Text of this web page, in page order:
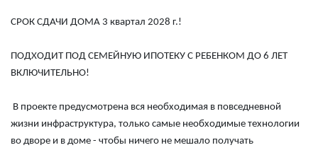
СРОК СДАЧИ ДОМА 3 квартал 2028 г.!
ПОДХОДИТ ПОД СЕМЕЙНУЮ ИПОТЕКУ С РЕБЕНКОМ ДО 6 ЛЕТ
ВКЛЮЧИТЕЛЬНО!
В проекте предусмотрена вся необходимая в повседневной
жизни инфраструктура, только самые необходимые технологии
во дворе и в доме - чтобы ничего не мешало получать